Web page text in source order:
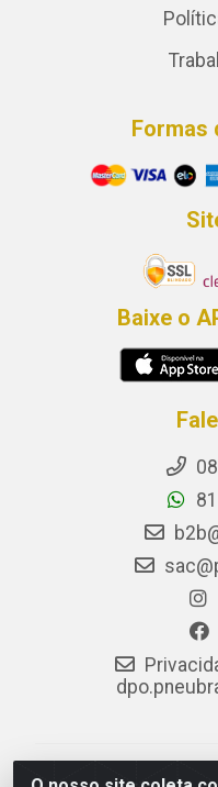
Formas
Baixe o
PneuBras -